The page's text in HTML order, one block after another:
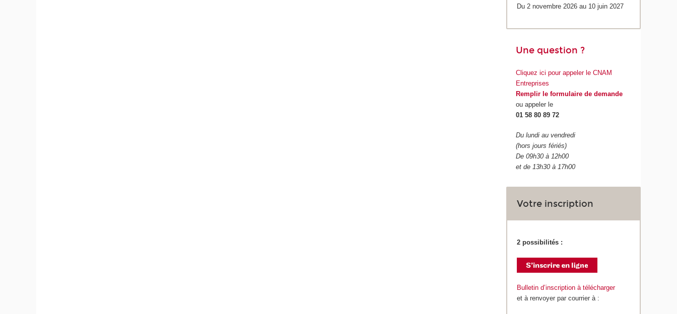
Du 2 novembre 2026 au 10 juin 2027
Une question ?
Cliquez ici pour appeler le CNAM
Entreprises
Remplir le formulaire de demande
ou appeler le
01 58 80 89 72
Du lundi au vendredi
(hors jours fériés)
De 09h30 à 12h00
et de 13h30 à 17h00
Votre inscription
2 possibilités :
Bulletin d’inscription à télécharger
et à renvoyer par courrier à :